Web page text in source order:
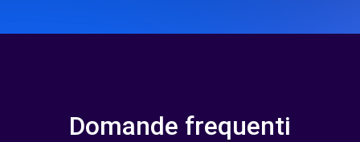
Domande frequenti